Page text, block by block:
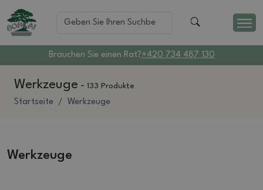
Brauchen Sie einen Rat?+420 734 487 130
Werkzeuge - 133 Produkte
Startseite Werkzeuge
Werkzeuge